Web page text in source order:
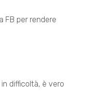
FB per rendere
difficoltà, è vero